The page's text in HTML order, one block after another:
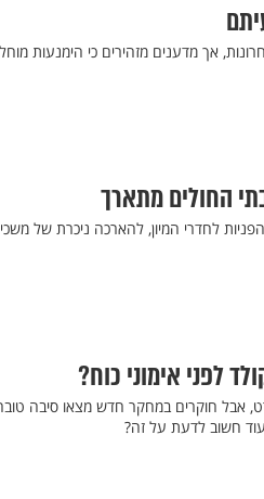
אך מדענים מזהירים כי הימנעות
החולים מתארך
לחדרי המיון, להארכה ניכרת של משכי
לפני אימוני כוח?
אבל חוקרים במחקר חדש מצאו סיבה
עוד חשוב לדעת על זה?